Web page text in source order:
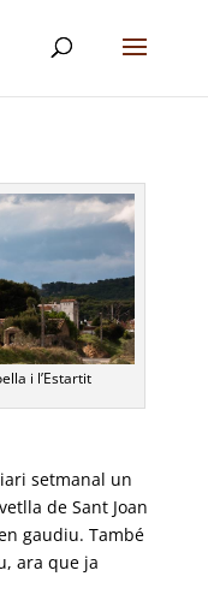
i l’Estartit
setmanal un
de Sant Joan
gaudiu. També
ara que ja